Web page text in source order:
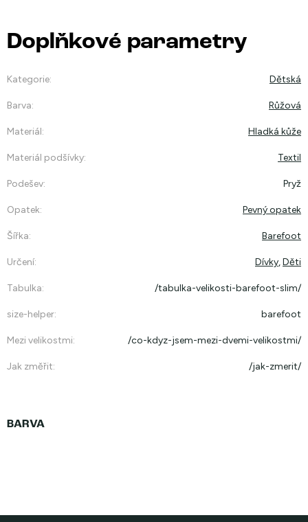
Doplňkové parametry
Kategorie: Dětská
Barva: Růžová
Materiál: Hladká kůže
Materiál podšívky: Textil
Podešev: Pryž
Opatek: Pevný opatek
Šířka: Barefoot
Určení: Dívky,Děti
Tabulka: /tabulka-velikosti-barefoot-slim/
size-helper: barefoot
Mezi velikostmi: /co-kdyz-jsem-mezi-dvemi-velikostmi/
Jak změřit: /jak-zmerit/